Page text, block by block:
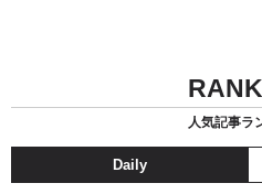
人気記事ラ
Daily